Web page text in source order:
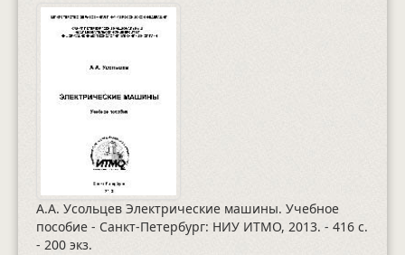
А.А. Усольцев Электрические машины. Учебное
пособие - Санкт-Петербург: НИУ ИТМО, 2013. - 416 с.
- 200 экз.